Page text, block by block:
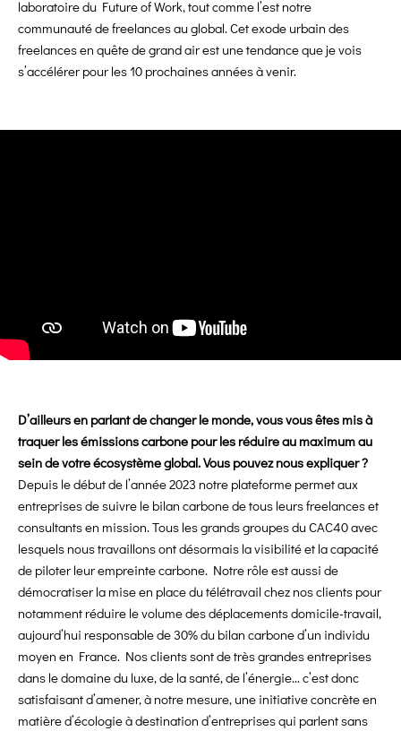
laboratoire du Future of Work, tout comme l’est notre
communauté de freelances au global. Cet exode urbain des
freelances en quête de grand air est une tendance que je vois
s’accélérer pour les 10 prochaines années à venir.
D’ailleurs en parlant de changer le monde, vous vous êtes mis à
traquer les émissions carbone pour les réduire au maximum au
sein de votre écosystème global. Vous pouvez nous expliquer ?
Depuis le début de l’année 2023 notre plateforme permet aux
entreprises de suivre le bilan carbone de tous leurs freelances et
consultants en mission. Tous les grands groupes du CAC40 avec
lesquels nous travaillons ont désormais la visibilité et la capacité
de piloter leur empreinte carbone. Notre rôle est aussi de
démocratiser la mise en place du télétravail chez nos clients pour
notamment réduire le volume des déplacements domicile-travail,
aujourd’hui responsable de 30% du bilan carbone d’un individu
moyen en France. Nos clients sont de très grandes entreprises
dans le domaine du luxe, de la santé, de l’énergie… c’est donc
satisfaisant d’amener, à notre mesure, une initiative concrète en
matière d’écologie à destination d’entreprises qui parlent sans